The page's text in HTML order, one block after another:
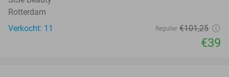
Rotterdam
Verkocht: 11
Regulier €101,25
€39